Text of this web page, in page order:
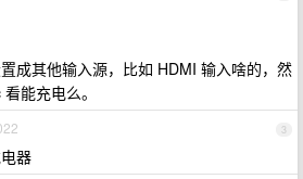
成其他输入源，比如 HDMI 输入啥的，然
能充电么。
3
器